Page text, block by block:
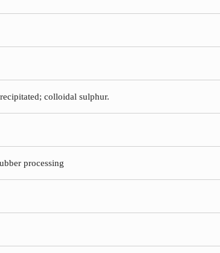
colloidal sulphur.
processing